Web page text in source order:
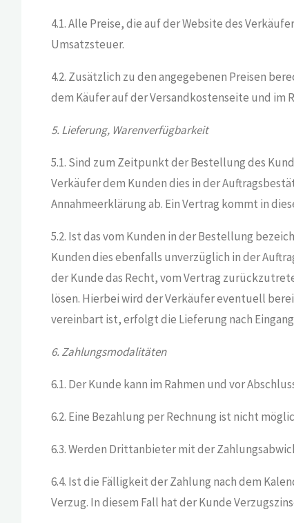
4.1. Alle Preise, die auf der Website des
Umsatzsteuer.
4.2. Zusätzlich zu den angegebenen Preisen
dem Käufer auf der Versandkostenseite und
5. Lieferung, Warenverfügbarkeit
5.1. Sind zum Zeitpunkt der Bestellung des
Verkäufer dem Kunden dies in der
Annahmeerklärung ab. Ein Vertrag kommt in
5.2. Ist das vom Kunden in der Bestellung
Kunden dies ebenfalls unverzüglich in der
der Kunde das Recht, vom Vertrag
lösen. Hierbei wird der Verkäufer eventuell
vereinbart ist, erfolgt die Lieferung nach
6. Zahlungsmodalitäten
6.1. Der Kunde kann im Rahmen und vor
6.2. Eine Bezahlung per Rechnung ist nicht
6.3. Werden Drittanbieter mit der
6.4. Ist die Fälligkeit der Zahlung nach dem
Verzug. In diesem Fall hat der Kunde